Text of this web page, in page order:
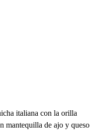
italiana con la orilla
mantequilla de ajo y queso